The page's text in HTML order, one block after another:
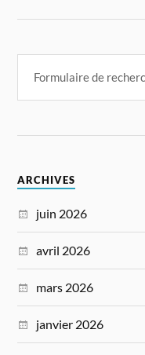
ARCHIVES
juin 2026
avril 2026
mars 2026
janvier 2026